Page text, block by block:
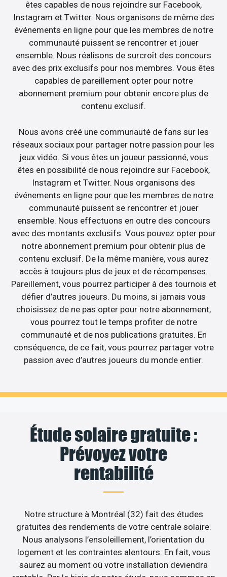
êtes capables de nous rejoindre sur Facebook,
Instagram et Twitter. Nous organisons de même des
événements en ligne pour que les membres de notre
communauté puissent se rencontrer et jouer
ensemble. Nous réalisons de surcroît des concours
avec des prix exclusifs pour nos membres. Vous êtes
capables de pareillement opter pour notre
abonnement premium pour obtenir encore plus de
contenu exclusif.
Nous avons créé une communauté de fans sur les
réseaux sociaux pour partager notre passion pour les
jeux vidéo. Si vous êtes un joueur passionné, vous
êtes en possibilité de nous rejoindre sur Facebook,
Instagram et Twitter. Nous organisons des
événements en ligne pour que les membres de notre
communauté puissent se rencontrer et jouer
ensemble. Nous effectuons en outre des concours
avec des montants exclusifs. Vous pouvez opter pour
notre abonnement premium pour obtenir plus de
contenu exclusif. De la même manière, vous aurez
accès à toujours plus de jeux et de récompenses.
Pareillement, vous pourrez participer à des tournois et
défier d’autres joueurs. Du moins, si jamais vous
choisissez de ne pas opter pour notre abonnement,
vous pourrez tout le temps profiter de notre
communauté et de nos publications gratuites. En
conséquence, de ce fait, vous pourrez partager votre
passion avec d’autres joueurs du monde entier.
Étude solaire gratuite :
Prévoyez votre
rentabilité
Notre structure à Montréal (32) fait des études
gratuites des rendements de votre centrale solaire.
Nous analysons l’ensoleillement, l’orientation du
logement et les contraintes alentours. En fait, vous
saurez au moment où votre installation deviendra